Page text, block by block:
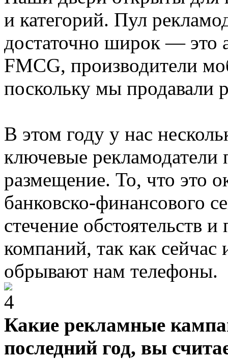
и категорий. Пул
достаточно широк — это
FMCG, производители
поскольку мы продавали
В этом году у нас
ключевые рекламодатели
размещение. То, что это
банковско-финансового
стечение обстоятельств
компаний, так как
обрывают нам телефоны.
Какие рекламные
последний год, вы